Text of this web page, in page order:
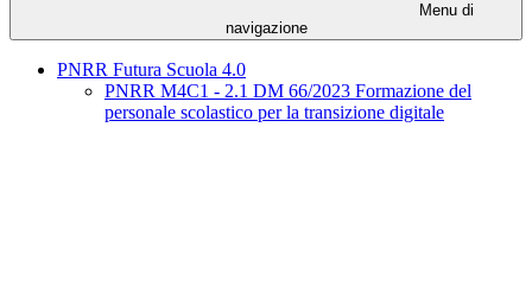
Menu di
navigazione
PNRR Futura Scuola 4.0
PNRR M4C1 - 2.1 DM 66/2023 Formazione del
personale scolastico per la transizione digitale